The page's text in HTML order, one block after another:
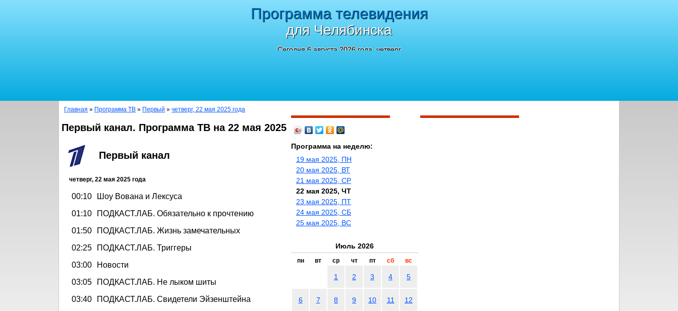
Программа телевидения
для Челябинска
Сегодня 6 августа 2026 года, четверг
Главная » Программа ТВ » Первый » четверг, 22 мая 2025 года
Первый канал. Программа ТВ на 22 мая 2025
Первый канал
четверг, 22 мая 2025 года
00:10
Шоу Вована и Лексуса
01:10
ПОДКАСТ.ЛАБ. Обязательно к прочтению
01:50
ПОДКАСТ.ЛАБ. Жизнь замечательных
02:25
ПОДКАСТ.ЛАБ. Триггеры
03:00
Новости
03:05
ПОДКАСТ.ЛАБ. Не лыком шиты
03:40
ПОДКАСТ.ЛАБ. Свидетели Эйзенштейна
Программа на неделю:
19 мая 2025, ПН
20 мая 2025, ВТ
21 мая 2025, СР
22 мая 2025, ЧТ
23 мая 2025, ПТ
24 мая 2025, СБ
25 мая 2025, ВС
Июль 2026
пн вт ср чт пт сб вс
1 2 3 4 5
6 7 8 9 10 11 12